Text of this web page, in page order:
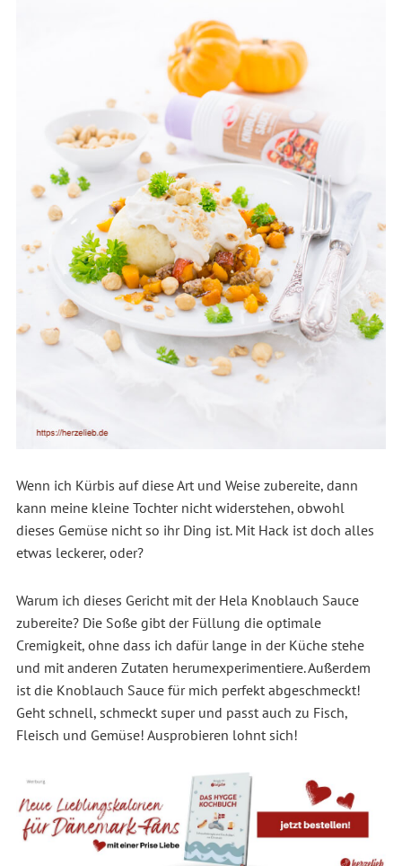
Wenn ich Kürbis auf diese Art und Weise zubereite, dann
kann meine kleine Tochter nicht widerstehen, obwohl
dieses Gemüse nicht so ihr Ding ist. Mit Hack ist doch alles
etwas leckerer, oder?
Warum ich dieses Gericht mit der Hela Knoblauch Sauce
zubereite? Die Soße gibt der Füllung die optimale
Cremigkeit, ohne dass ich dafür lange in der Küche stehe
und mit anderen Zutaten herumexperimentiere. Außerdem
ist die Knoblauch Sauce für mich perfekt abgeschmeckt!
Geht schnell, schmeckt super und passt auch zu Fisch,
Fleisch und Gemüse! Ausprobieren lohnt sich!